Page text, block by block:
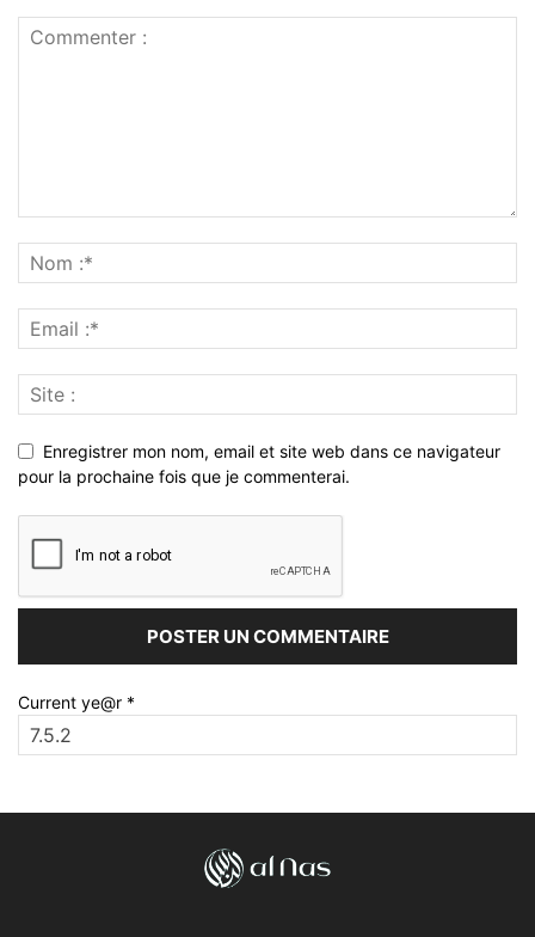
Enregistrer mon nom, email et site web dans ce navigateur
pour la prochaine fois que je commenterai.
Current ye@r *